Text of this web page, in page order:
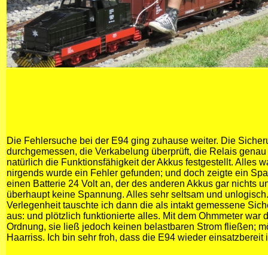
Die Fehlersuche bei der E94 ging zuhause weiter. Die
durchgemessen, die Verkabelung überprüft, die Relais
natürlich die Funktionsfähigkeit der Akkus festgestellt. Alles
nirgends wurde ein Fehler gefunden; und doch zeigte ein
einen Batterie 24 Volt an, der des anderen Akkus gar nichts
überhaupt keine Spannung. Alles sehr seltsam und
Verlegenheit tauschte ich dann die als intakt gemessene
aus: und plötzlich funktionierte alles. Mit dem Ohmmeter war
Ordnung, sie ließ jedoch keinen belastbaren Strom fließen;
Haarriss. Ich bin sehr froh, dass die E94 wieder einsatzbereit